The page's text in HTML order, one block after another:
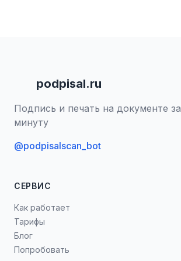
podpisal.ru
Подпись и печать на документе за
минуту
@podpisalscan_bot
СЕРВИС
Как работает
Тарифы
Блог
Попробовать